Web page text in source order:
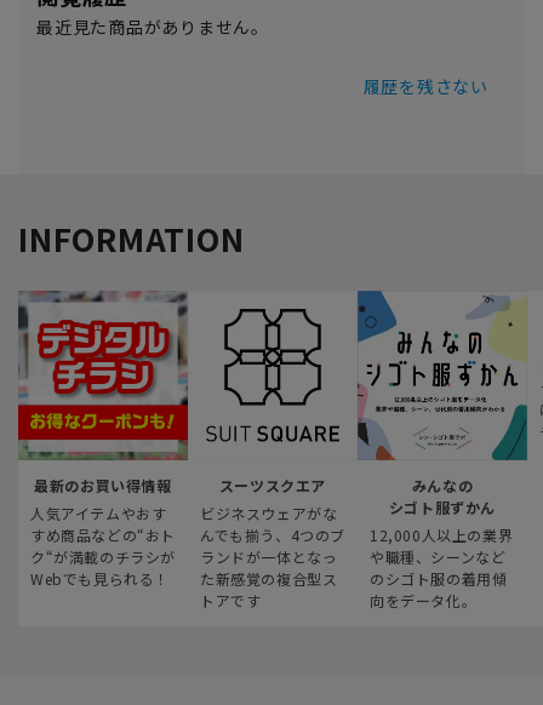
最近見た商品がありません。
履歴を残さない
INFORMATION
最新のお買い得情報
人気アイテムやおす
すめ商品などの“おト
ク“が満載のチラシが
Webでも見られる！
スーツスクエア
ビジネスウェアがな
んでも揃う、4つのブ
ランドが一体となっ
た新感覚の複合型ス
トアです
みんなの
シゴト服ずかん
12,000人以上の業界
や職種、シーンなど
のシゴト服の着用傾
向をデータ化。